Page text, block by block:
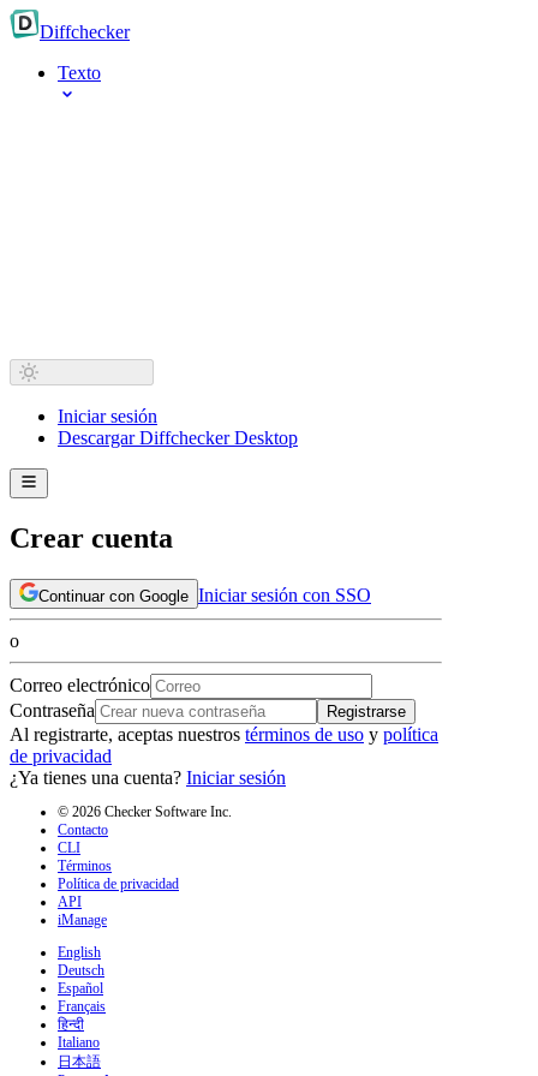
Diffchecker
Texto
Iniciar sesión
Descargar Diffchecker Desktop
Crear cuenta
Continuar con Google Iniciar sesión con SSO
o
Correo electrónico
Contraseña
Registrarse
Al registrarte, aceptas nuestros términos de uso y política
de privacidad
¿Ya tienes una cuenta? Iniciar sesión
© 2026 Checker Software Inc.
Contacto
CLI
Términos
Política de privacidad
API
iManage
English
Deutsch
Español
Français
हिन्दी
Italiano
日本語